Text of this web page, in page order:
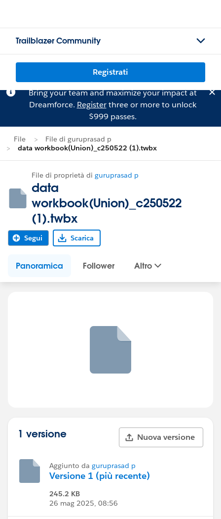
Trailblazer Community
Registrati
Bring your team and maximize your impact at
Dreamforce. Registerthree or more to unlock
$999 passes.
File
File di guruprasad p
data workbook(Union)_c250522 (1).twbx
File di proprietà di guruprasad p
data
workbook(Union)_c250522
(1).twbx
Segui Scarica
Panoramica Follower Altro
1 versione Nuova versione
Aggiunto da guruprasad p
Versione 1 (più recente)
245.2 KB
26 mag 2025, 08:56